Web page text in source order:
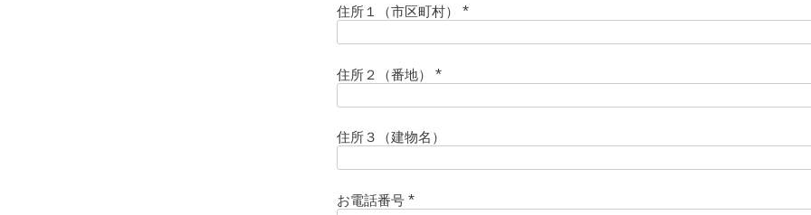
)
住所１（市区町村）
必
住所２（番地）
必
)
住所３（建物名）
お電話番号